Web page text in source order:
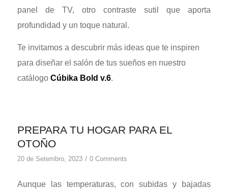
panel de TV, otro contraste sutil que aporta
profundidad y un toque natural.
Te invitamos a descubrir más ideas que te inspiren
para diseñar el salón de tus sueños en nuestro
catálogo Cúbika Bold v.6.
PREPARA TU HOGAR PARA EL
OTOÑO
20 de Setembro, 2023 / 0 Comments
Aunque las temperaturas, con subidas y bajadas